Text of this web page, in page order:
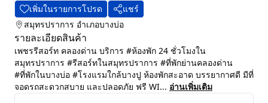
เพิ่มในรายการโปรด
แชร์
สมุทรปราการ อำเภอบางบ่อ
รายละเอียดสินค้า
เพชรรีสอร์ท คลองด่าน บริการ #ห้องพัก 24 ชั่วโมงใน
สมุทรปราการ #รีสอร์ทในสมุทรปราการ #ที่พักย่านคลองด่าน
#ที่พักในบางบ่อ #โรงแรมใกล้บางปู ห้องพักสะอาด บรรยากาศดี มีที่
จอดรถสะดวกสบาย และปลอดภัย ฟรี WI... อ่านเพิ่มเติม